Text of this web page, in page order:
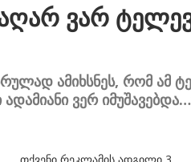
ვარ
ამიხსნეს, რომ ამ
ვერ